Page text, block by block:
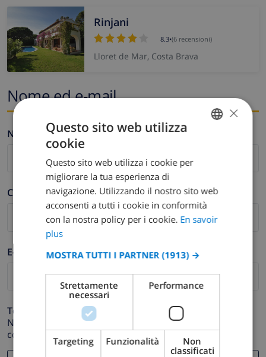
Rinjani
8.3•(6 recensioni)
Lloret de Mar, Costa Brava
Nome ed e-mail
Nome *
Cognome *
E-mail *
Telefono *
Nel caso in cui il tuo indirizzo email non funzioni
correttamente.
DUTCH
SPANISH
GERMAN
DANISH
NORWEGIAN
×
Questo sito web utilizza
cookie
Questo sito web utilizza i cookie per
migliorare la tua esperienza di
navigazione. Utilizzando il nostro sito web
acconsenti a tutti i cookie in conformità
con la nostra policy per i cookie. En savoir
plus
MOSTRA TUTTI I PARTNER (1913) →
Strettamente
necessari
Performance
Targeting Funzionalità
Non
classificati